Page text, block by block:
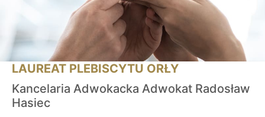
LAUREAT PLEBISCYTU ORŁY
Kancelaria Adwokacka Adwokat Radosław
Hasiec